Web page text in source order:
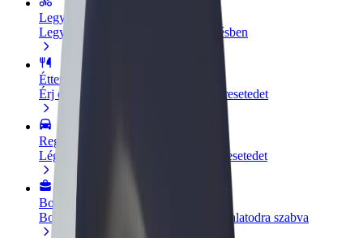
Legyél futár
Legyél futár és részesülj heti kifizetésben
Étterem vagy üzlet hozzáadása
Érj el több felhasználót és növeld keresetedet
Regisztrálj flottatulajdonosként
Légy Bolt flottapartner és növeld keresetedet
Bolt for Business
Bolt termékek és szolgáltatások a vállalatodra szabva